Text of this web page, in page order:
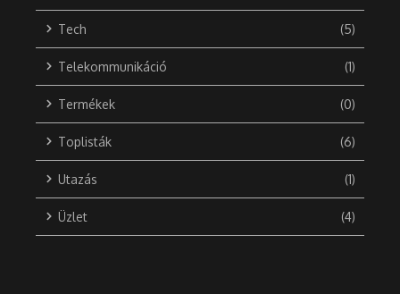
Tech (5)
Telekommunikáció (1)
Termékek (0)
Toplisták (6)
Utazás (1)
Üzlet (4)